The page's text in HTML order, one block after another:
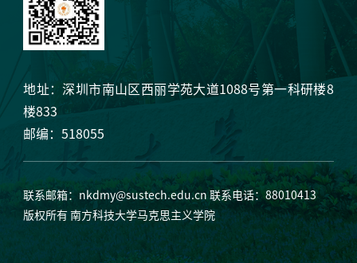
地址：深圳市南山区西丽学苑大道1088号第一科研楼8
楼833
邮编：518055
联系邮箱： nkdmy@sustech.edu.cn 联系电话：88010413
版权所有 南方科技大学马克思主义学院